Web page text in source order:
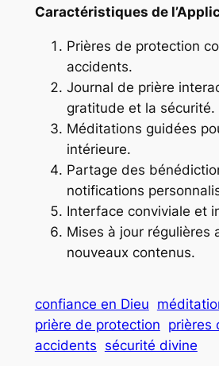
Caractéristiques de
Prières de protection
accidents.
Journal de prière
gratitude et la sécurité.
Méditations guidées
intérieure.
Partage des
notifications
Interface conviviale et
Mises à jour régulières
nouveaux contenus.
confiance en Dieu
prière de protection prières
accidents sécurité divine